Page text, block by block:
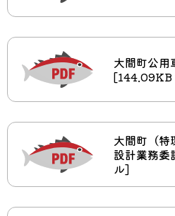
大間町公用
大間町（特
設計業務
ル]